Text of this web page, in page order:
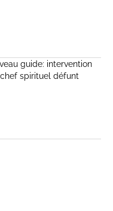
guide: intervention
spirituel défunt